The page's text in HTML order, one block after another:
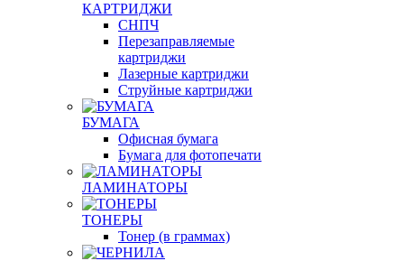
КАРТРИДЖИ
СНПЧ
Перезаправляемые
картриджи
Лазерные картриджи
Струйные картриджи
БУМАГА
Офисная бумага
Бумага для фотопечати
ЛАМИНАТОРЫ
ТОНЕРЫ
Тонер (в граммах)